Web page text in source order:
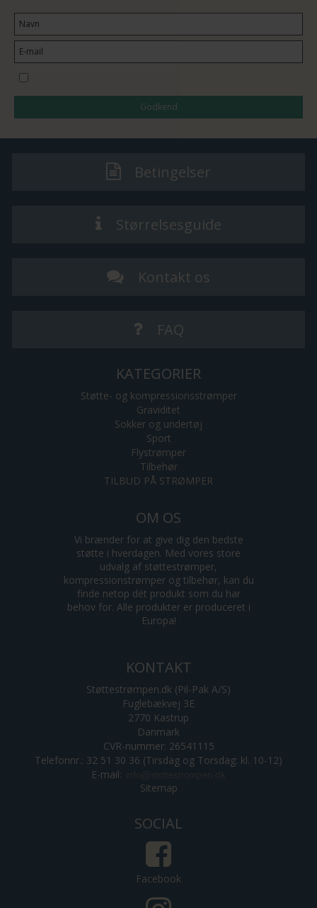
Godkend
Betingelser
Størrelsesguide
Kontakt os
FAQ
KATEGORIER
Støtte- og kompressionsstrømper
Graviditet
Sokker og undertøj
Sport
Flystrømper
Tilbehør
TILBUD PÅ STRØMPER
OM OS
Vi brænder for at give dig den bedste
støtte i hverdagen. Med vores store
udvalg af støttestrømper,
kompressionstrømper og tilbehør, kan du
finde netop dét produkt som du har
behov for. Alle produkter er produceret i
Europa!
KONTAKT
Støttestrømpen.dk (Pil-Pak A/S)
Fuglebækvej 3E
2770 Kastrup
Danmark
CVR-nummer: 26541115
Telefonnr.: 32 51 30 36 (Tirsdag og Torsdag: kl. 10-12)
E-mail:
Sitemap
SOCIAL
Facebook